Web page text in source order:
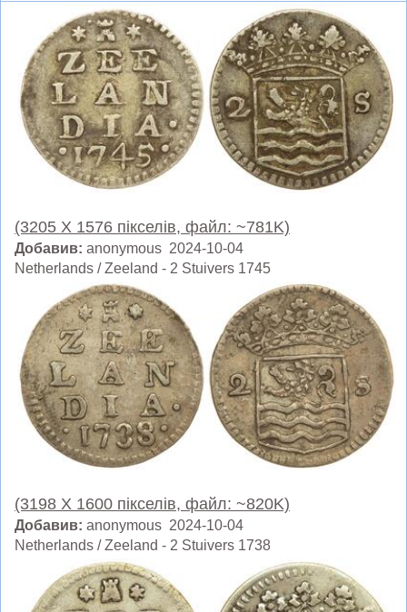
(3205 X 1576 пікселів, файл: ~781K)
Добавив: anonymous 2024-10-04
Netherlands / Zeeland - 2 Stuivers 1745
(3198 X 1600 пікселів, файл: ~820K)
Добавив: anonymous 2024-10-04
Netherlands / Zeeland - 2 Stuivers 1738